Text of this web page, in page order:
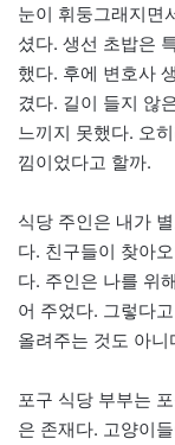
눈이 휘둥그래지면
셨다. 생선 초밥은
했다. 후에 변호사
겼다. 길이 들지 않
느끼지 못했다. 오
낌이었다고 할까.
식당 주인은 내가
다. 친구들이 찾아
다. 주인은 나를 위
어 주었다. 그렇다
올려주는 것도 아니
포구 식당 부부는
은 존재다. 고양이